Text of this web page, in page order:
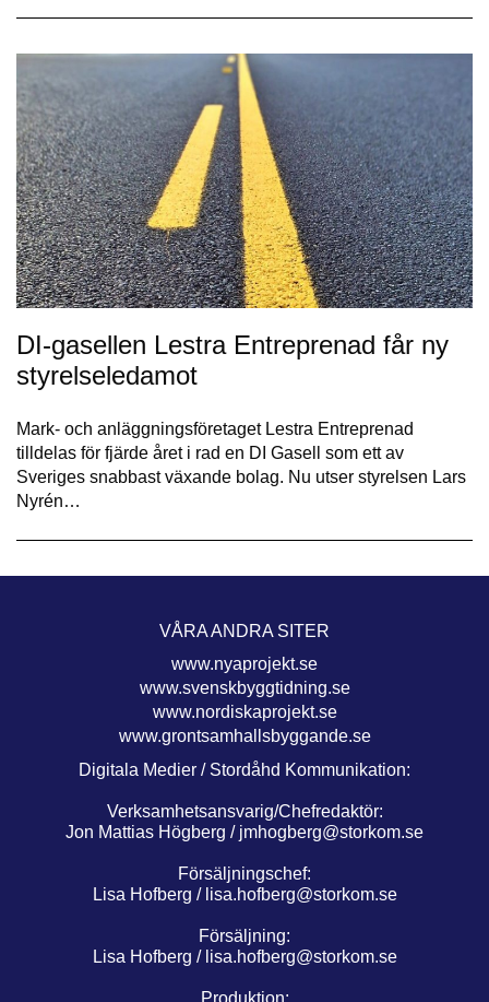
DI-gasellen Lestra Entreprenad får ny
styrelseledamot
Mark- och anläggningsföretaget Lestra Entreprenad
tilldelas för fjärde året i rad en DI Gasell som ett av
Sveriges snabbast växande bolag. Nu utser styrelsen Lars
Nyrén…
VÅRA ANDRA SITER
www.nyaprojekt.se
www.svenskbyggtidning.se
www.nordiskaprojekt.se
www.grontsamhallsbyggande.se
Digitala Medier / Stordåhd Kommunikation:
Verksamhetsansvarig/Chefredaktör:
Jon Mattias Högberg / jmhogberg@storkom.se
Försäljningschef:
Lisa Hofberg / lisa.hofberg@storkom.se
Försäljning:
Lisa Hofberg / lisa.hofberg@storkom.se